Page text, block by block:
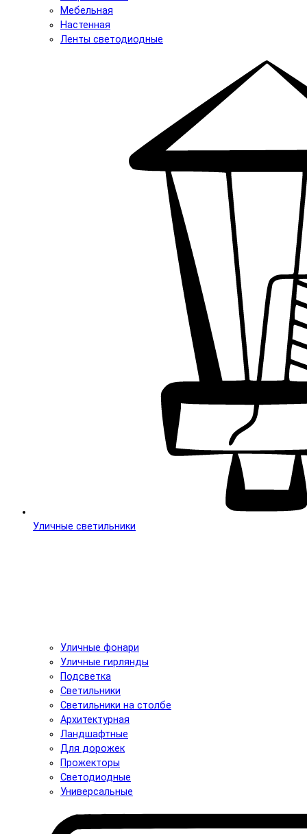
Мебельная
Настенная
Ленты светодиодные
Уличные светильники
Уличные фонари
Уличные гирлянды
Подсветка
Светильники
Светильники на столбе
Архитектурная
Ландшафтные
Для дорожек
Прожекторы
Светодиодные
Универсальные